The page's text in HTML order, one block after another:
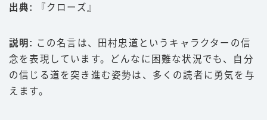
出典: 『クローズ』
説明: この名言は、田村忠道というキャラクターの信
念を表現しています。どんなに困難な状況でも、自分
の信じる道を突き進む姿勢は、多くの読者に勇気を与
えます。